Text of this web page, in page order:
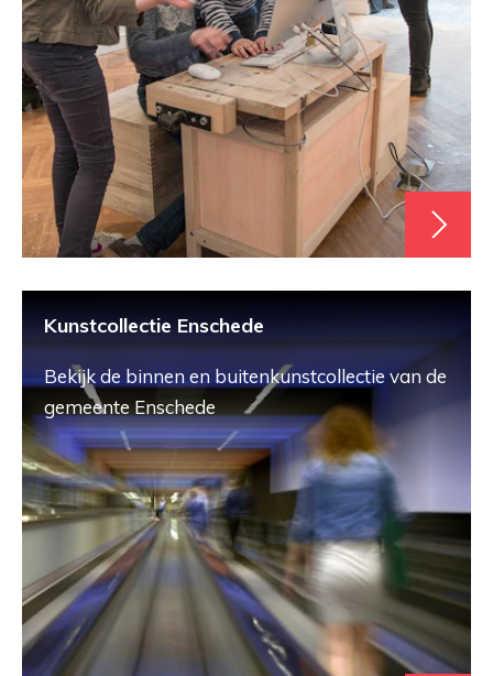
Kunstcollectie Enschede
Bekijk de binnen en buitenkunstcollectie van de
gemeente Enschede